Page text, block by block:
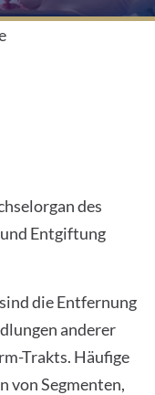
des
Entgiftung
die Entfernung
anderer
Trakts. Häufige
von Segmenten,